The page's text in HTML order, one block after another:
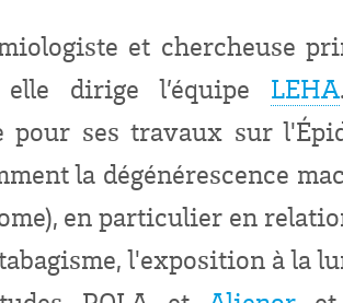
et chercheuse
dirige l’équipe LEHA
pour ses travaux sur
la dégénérescence
en particulier en
l'exposition à la